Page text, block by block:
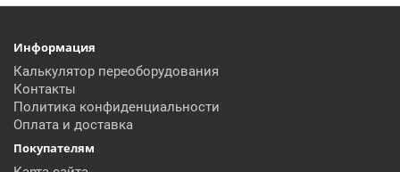
Информация
Калькулятор переоборудования
Контакты
Политика конфиденциальности
Оплата и доставка
Покупателям